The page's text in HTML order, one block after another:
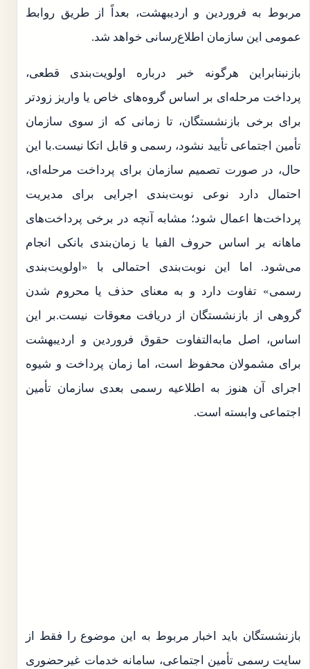
مربوط به فروردین و اردیبهشت، بعداً از طریق روابط
عمومی این سازمان اطلاع‌رسانی خواهد شد.
بازنبنابراین هرگونه خبر درباره اولویت‌بندی قطعی،
پرداخت مرحله‌ای بر اساس گروه‌های خاص یا واریز زودتر
برای برخی بازنشستگان، تا زمانی که از سوی سازمان
تأمین اجتماعی تأیید نشود، رسمی و قابل اتکا نیست.با این
حال، در صورت تصمیم سازمان برای پرداخت مرحله‌ای،
احتمال دارد نوعی نوبت‌بندی اجرایی برای مدیریت
پرداخت‌ها اعمال شود؛ مشابه آنچه در برخی پرداخت‌های
ماهانه بر اساس حروف الفبا یا زمان‌بندی بانکی انجام
می‌شود. اما این نوبت‌بندی احتمالی با «اولویت‌بندی
رسمی» تفاوت دارد و به معنای حذف یا محروم شدن
گروهی از بازنشستگان از دریافت معوقات نیست.بر این
اساس، اصل مابه‌التفاوت حقوق فروردین و اردیبهشت
برای مشمولان محفوظ است، اما زمان پرداخت و شیوه
اجرای آن هنوز به اطلاعیه رسمی بعدی سازمان تأمین
اجتماعی وابسته است.
بازنشستگان باید اخبار مربوط به این موضوع را فقط از
سایت رسمی تأمین اجتماعی، سامانه خدمات غیرحضوری